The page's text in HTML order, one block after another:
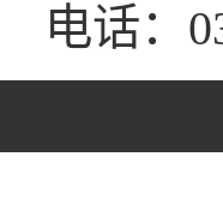
电话：